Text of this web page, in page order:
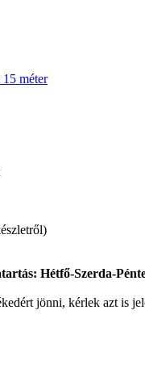
méter
Hétfő-Szerda-
jönni, kérlek azt is